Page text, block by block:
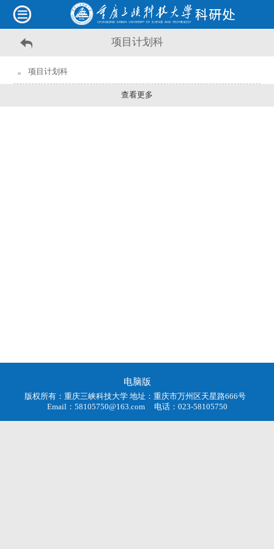
项目计划科
项目计划科
查看更多
电脑版
版权所有：重庆三峡科技大学 地址：重庆市万州区天星路666号
Email：58105750@163.com 电话：023-58105750